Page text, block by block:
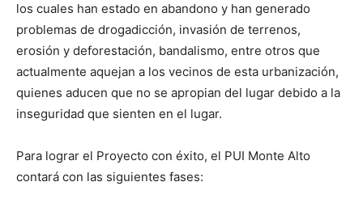
los cuales han estado en abandono y han generado
problemas de drogadicción, invasión de terrenos,
erosión y deforestación, bandalismo, entre otros que
actualmente aquejan a los vecinos de esta urbanización,
quienes aducen que no se apropian del lugar debido a la
inseguridad que sienten en el lugar.
Para lograr el Proyecto con éxito, el PUI Monte Alto
contará con las siguientes fases: